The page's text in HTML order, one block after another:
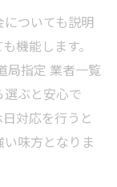
ついても説明
機能します。
局指定 業者一覧
ぶと安心で
対応を行うと
味方となりま